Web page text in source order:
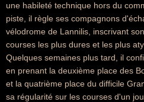
une habileté technique hors du
piste, il règle ses compagnons
vélodrome de Lannilis, inscrivant
courses les plus dures et les plus
Quelques semaines plus tard, il
en prenant la deuxième place des
et la quatrième place du difficile
sa régularité sur les courses d'un